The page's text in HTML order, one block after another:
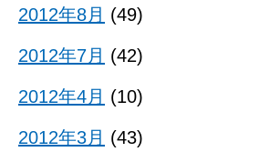
2012年8月 (49)
2012年7月 (42)
2012年4月 (10)
2012年3月 (43)